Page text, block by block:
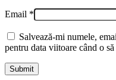
Email *
Salvează-mi numele,
pentru data viitoare când o